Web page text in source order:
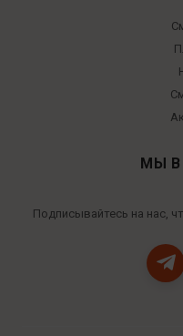
МЫ В
Подписывайтесь на нас,